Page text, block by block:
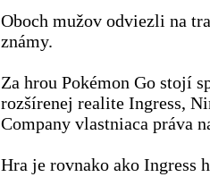
Oboch mužov odviezli na
známy.
Za hrou Pokémon Go stojí
rozšírenej realite Ingress,
Company vlastniaca práva
Hra je rovnako ako Ingress